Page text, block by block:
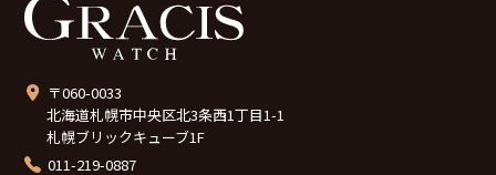
〒060-0033
北海道札幌市中央区北3条西1丁目1-1
札幌ブリックキューブ1F
011-219-0887